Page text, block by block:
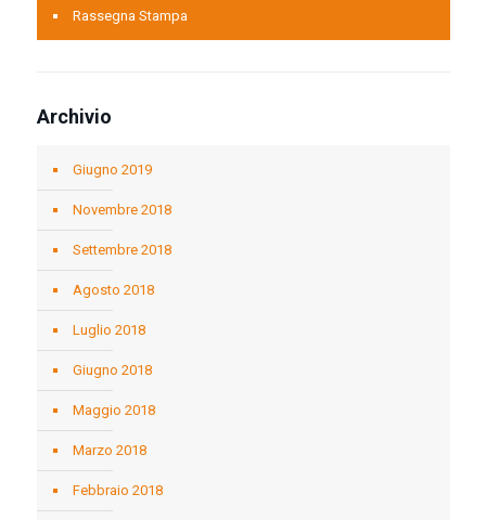
Rassegna Stampa
Archivio
Giugno 2019
Novembre 2018
Settembre 2018
Agosto 2018
Luglio 2018
Giugno 2018
Maggio 2018
Marzo 2018
Febbraio 2018